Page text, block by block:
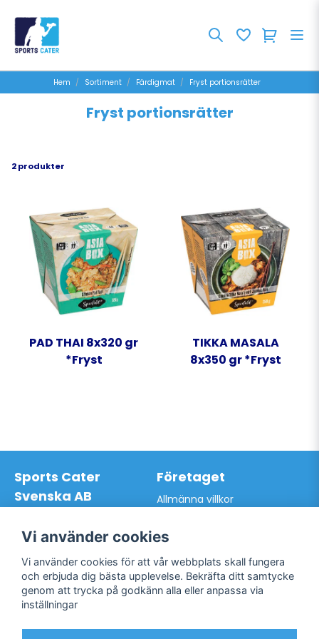
Hem Sortiment Färdigmat Fryst portionsrätter
Fryst portionsrätter
2 produkter
PAD THAI 8x320 gr
*Fryst
TIKKA MASALA
8x350 gr *Fryst
Sports Cater
Svenska AB
Org.nr: 559024-7762
Mail:info@sportscater.se
Företaget
Allmänna villkor
Bli kund / Logga in
Support
Allmänna villkor Facebook
Vi använder cookies
Vi använder cookies för att vår webbplats skall fungera
och erbjuda dig bästa upplevelse. Bekräfta ditt samtycke
genom att trycka på godkänn alla eller anpassa via
inställningar